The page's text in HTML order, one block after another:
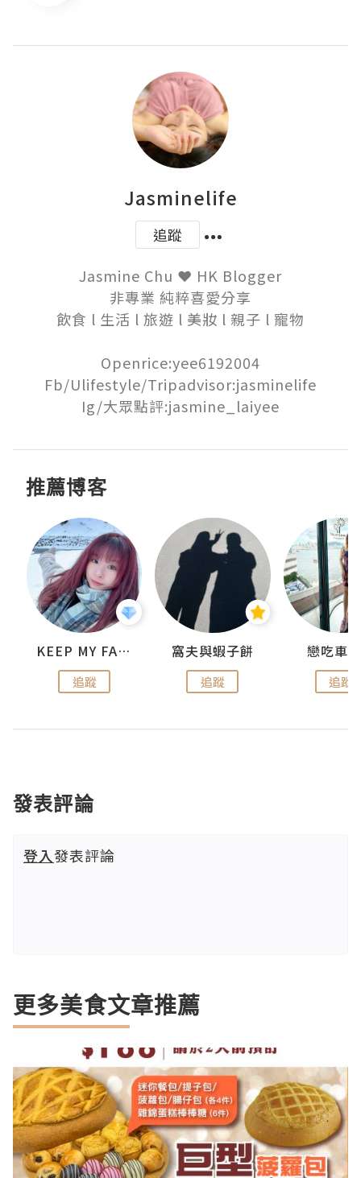
Jasminelife
追蹤
Jasmine Chu ❤ HK Blogger
非專業 純粹喜愛分享
飲食 l 生活 l 旅遊 l 美妝 l 親子 l 寵物
Openrice:yee6192004
Fb/Ulifestyle/Tripadvisor:jasminelife
Ig/大眾點評:jasmine_laiyee
推薦博客
KEEP MY FAITH
追蹤
窩夫與蝦子餅
追蹤
戀吃車
追蹤
發表評論
登入發表評論
更多美食文章推薦